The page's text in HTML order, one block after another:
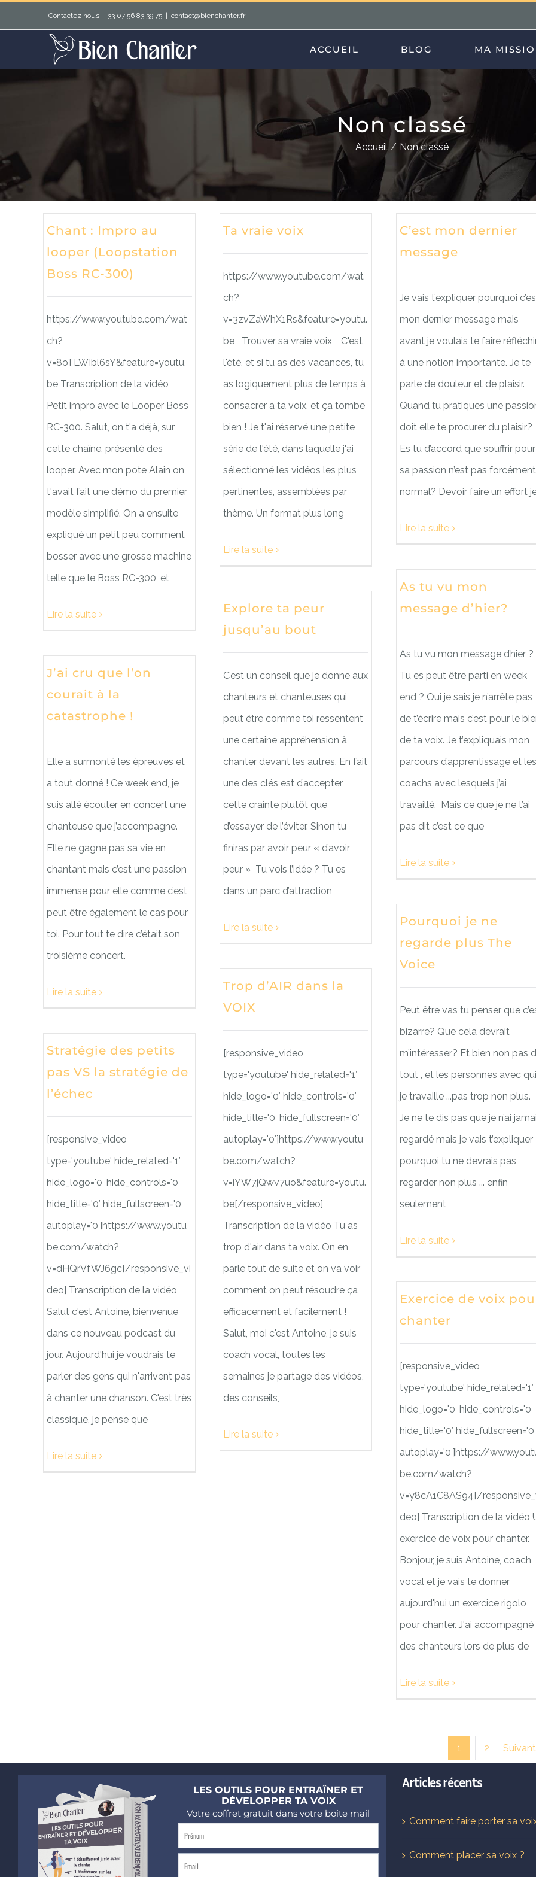
au
Contactez nous ! +33 07 56 83 39 75 | contact@bienchanter.fr
ACCUEIL BLOG MA
Non classé
Accueil Non classé
Chant : Impro au
looper (Loopstation
Boss RC-300)
https://www.youtube.com/wat
ch?
v=8oTLWIbl6sY&feature=youtu.
be Transcription de la vidéo
Petit impro avec le Looper Boss
RC-300. Salut, on t'a déjà, sur
cette chaîne, présenté des
looper. Avec mon pote Alain on
t'avait fait une démo du premier
modèle simplifié. On a ensuite
expliqué un petit peu comment
bosser avec une grosse machine
telle que le Boss RC-300, et
Lire la suite
Ta vraie voix
https://www.youtube.com/wat
ch?
v=3zvZaWhX1Rs&feature=youtu.
be Trouver sa vraie voix, C'est
l'été, et si tu as des vacances, tu
as logiquement plus de temps à
consacrer à ta voix, et ça tombe
bien ! Je t'ai réservé une petite
série de l'été, dans laquelle j'ai
sélectionné les vidéos les plus
pertinentes, assemblées par
thème. Un format plus long
Lire la suite
C’est mon dernier
message
Je vais t’expliquer pourquoi
mon dernier message mais
avant je voulais te faire
à une notion importante. Je te
parle de douleur et de plaisir.
Quand tu pratiques une
doit elle te procurer du plaisir?
Es tu d’accord que souffrir pour
sa passion n’est pas forcément
normal? Devoir faire un effort
Lire la suite
As tu vu mon
message d’hier?
As tu vu mon message d’hier ?
Tu es peut être parti en week
end ? Oui je sais je n’arrête pas
de t’écrire mais c’est pour le
de ta voix. Je t’expliquais mon
parcours d’apprentissage et les
coachs avec lesquels j’ai
travaillé. Mais ce que je ne t’ai
pas dit c’est ce que
Lire la suite
Explore ta peur
jusqu’au bout
C’est un conseil que je donne aux
chanteurs et chanteuses qui
peut être comme toi ressentent
une certaine appréhension à
chanter devant les autres. En fait
une des clés est d’accepter
cette crainte plutôt que
d’essayer de l’éviter. Sinon tu
finiras par avoir peur « d’avoir
peur » Tu vois l’idée ? Tu es
dans un parc d’attraction
Lire la suite
J’ai cru que l’on
courait à la
catastrophe !
Elle a surmonté les épreuves et
a tout donné ! Ce week end, je
suis allé écouter en concert une
chanteuse que j’accompagne.
Elle ne gagne pas sa vie en
chantant mais c’est une passion
immense pour elle comme c’est
peut être également le cas pour
toi. Pour tout te dire c’était son
troisième concert.
Lire la suite
Pourquoi je ne
regarde plus The
Voice
Peut être vas tu penser que
bizarre? Que cela devrait
m’intéresser? Et bien non pas
tout , et les personnes avec qui
je travaille ...pas trop non plus.
Je ne te dis pas que je n’ai
regardé mais je vais t’expliquer
pourquoi tu ne devrais pas
regarder non plus ... enfin
seulement
Lire la suite
Trop d’AIR dans la
VOIX
[responsive_video
type='youtube' hide_related='1′
hide_logo='0′ hide_controls='0′
hide_title='0′ hide_fullscreen='0′
autoplay='0′]https://www.youtu
be.com/watch?
v=iYW7jQwv7uo&feature=youtu.
be[/responsive_video]
Transcription de la vidéo Tu as
trop d'air dans ta voix. On en
parle tout de suite et on va voir
comment on peut résoudre ça
efficacement et facilement !
Salut, moi c'est Antoine, je suis
coach vocal, toutes les
semaines je partage des vidéos,
des conseils,
Lire la suite
Stratégie des petits
pas VS la stratégie de
l’échec
[responsive_video
type='youtube' hide_related='1′
hide_logo='0′ hide_controls='0′
hide_title='0′ hide_fullscreen='0′
autoplay='0′]https://www.youtu
be.com/watch?
v=dHQrVfWJ6gc[/responsive_vi
deo] Transcription de la vidéo
Salut c'est Antoine, bienvenue
dans ce nouveau podcast du
jour. Aujourd'hui je voudrais te
parler des gens qui n'arrivent pas
à chanter une chanson. C'est très
classique, je pense que
Lire la suite
Exercice de voix
chanter
[responsive_video
type='youtube' hide_related='1′
hide_logo='0′ hide_controls='0′
hide_title='0′ hide_fullscreen='0′
autoplay='0′]https://
be.com/watch?
v=y8cA1C8AS94[/
deo] Transcription de la vidéo
exercice de voix pour chanter.
Bonjour, je suis Antoine, coach
vocal et je vais te donner
aujourd'hui un exercice rigolo
pour chanter. J'ai accompagné
des chanteurs lors de plus de
Lire la suite
1 2 Suivant
Articles récents
Comment faire porter sa
Comment placer sa voix ?